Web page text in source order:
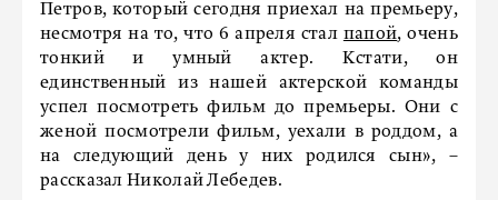
Петров, который сегодня приехал на премьеру,
несмотря на то, что 6 апреля стал папой, очень
тонкий и умный актер. Кстати, он
единственный из нашей актерской команды
успел посмотреть фильм до премьеры. Они с
женой посмотрели фильм, уехали в роддом, а
на следующий день у них родился сын», –
рассказал Николай Лебедев.